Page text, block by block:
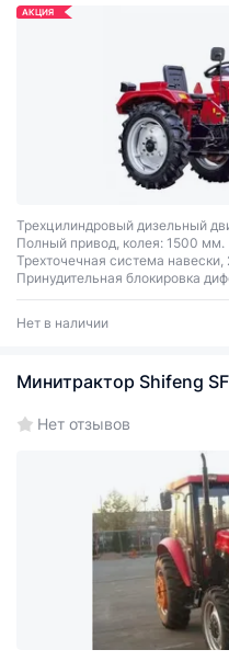
АКЦИЯ
Трехцилиндровый дизельный
Полный привод, колея: 1500 мм.
Трехточечная система навески,
Принудительная блокировка
КПП: 8 вперед, 2 назад.
Нет в наличии
Минитрактор Shifeng
Нет отзывов